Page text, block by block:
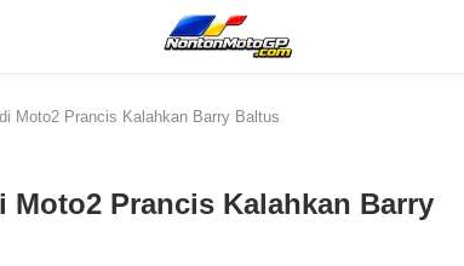
Moto2 Prancis Kalahkan Barry Baltus
Moto2 Prancis Kalahkan Barry